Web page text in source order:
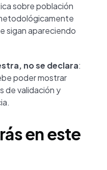
sobre población
sigan apareciendo
no se declara:
poder mostrar
de validación y
en este